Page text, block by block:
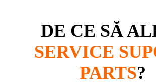
DE CE SĂ
SERVICE
PARTS?